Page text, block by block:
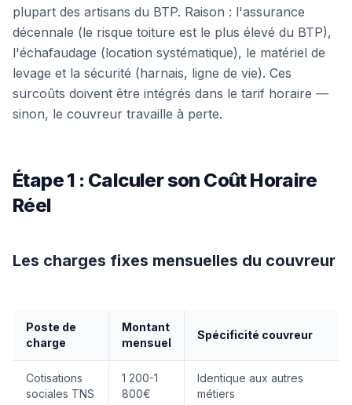
plupart des artisans du BTP. Raison : l'assurance
décennale (le risque toiture est le plus élevé du BTP),
l'échafaudage (location systématique), le matériel de
levage et la sécurité (harnais, ligne de vie). Ces
surcoûts doivent être intégrés dans le tarif horaire —
sinon, le couvreur travaille à perte.
Étape 1 : Calculer son Coût Horaire
Réel
Les charges fixes mensuelles du couvreur
Poste de
charge
Montant
mensuel
Spécificité couvreur
Cotisations
sociales TNS
1 200-1
800€
Identique aux autres
métiers